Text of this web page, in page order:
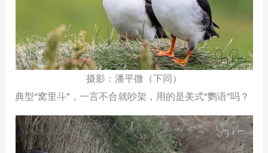
摄影：潘平微（下同）
典型“窝里斗”，一言不合就吵架，用的是美式“鹦语”吗？